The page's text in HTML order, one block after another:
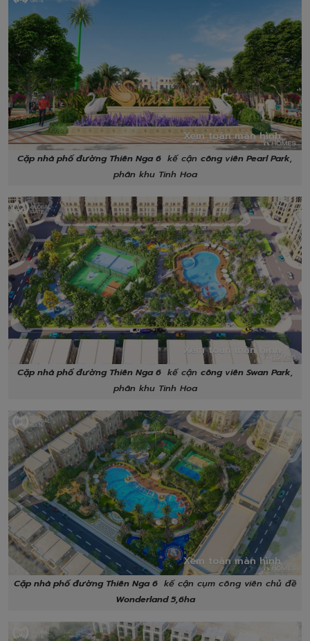
Xem toàn màn hình
Cặp nhà phố đường Thiên Nga 6 kế cận công viên Pearl Park,
phân khu Tinh Hoa
Xem toàn màn hình
Cặp nhà phố đường Thiên Nga 6 kế cận công viên Swan Park,
phân khu Tinh Hoa
Xem toàn màn hình
Cặp nhà phố đường Thiên Nga 6 kế cận cụm công viên chủ đề
Wonderland 5,6ha